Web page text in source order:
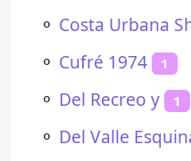
⚬ Costa Urbana
⚬ Cufré 1974 1
⚬ Del Recreo y 1
⚬ Del Valle